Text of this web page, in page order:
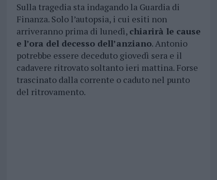
Sulla tragedia sta indagando la Guardia di
Finanza. Solo l’autopsia, i cui esiti non
arriveranno prima di lunedì, chiarirà le cause
e l’ora del decesso dell’anziano. Antonio
potrebbe essere deceduto giovedì sera e il
cadavere ritrovato soltanto ieri mattina. Forse
trascinato dalla corrente o caduto nel punto
del ritrovamento.